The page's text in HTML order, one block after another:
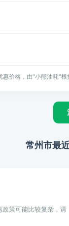
价格，由"小熊油耗"根
常州市最
策可能比较复杂，请